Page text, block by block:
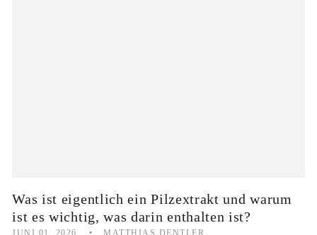
Was ist eigentlich ein Pilzextrakt und warum
ist es wichtig, was darin enthalten ist?
JUNI 01, 2026 MATTHIAS DENTLER